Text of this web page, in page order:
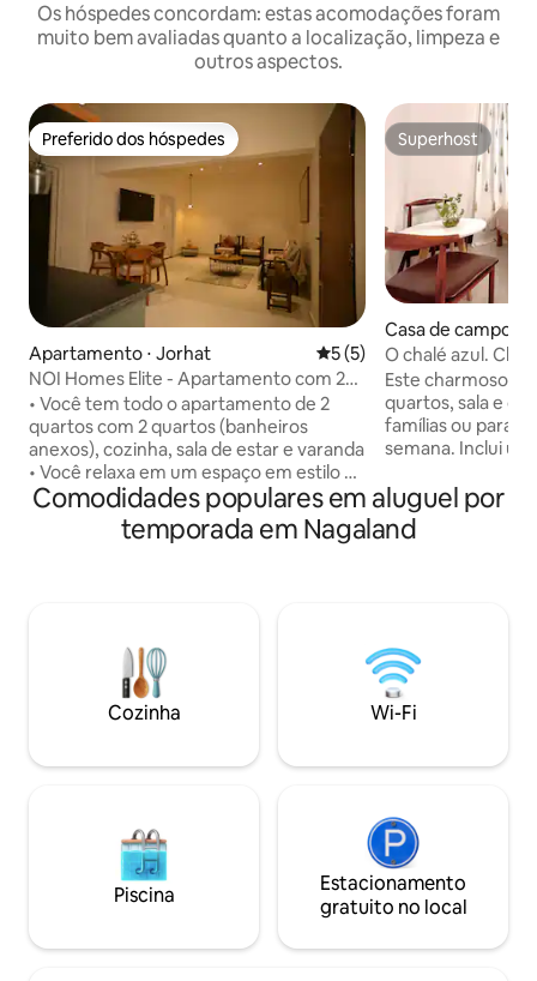
Os hóspedes concordam: estas acomodações foram
muito bem avaliadas quanto a localização, limpeza e
outros aspectos.
Preferido dos hóspedes
Preferido dos hóspedes
Apartamento ⋅ Jorhat 5 de uma avaliação média
5 (5)
NOI Homes Elite - Apartamento com 2
quartos, sala e cozinha + Cozinheiro +
Zelador 24h
• Você tem todo o apartamento de 2
quartos com 2 quartos (banheiros
anexos), cozinha, sala de estar e varanda
• Você relaxa em um espaço em estilo de
teatro com uma TV de 55" • Você fica em
uma localização privilegiada de Jorhat,
perto do Mercado Gar Ali, cafés e
máquina de lavar roupa livremente •
Você fica em uma área segura com um
zelador 24 horas por dia, 7 dias por
por Rs. 150,00 por pessoa
Superhost
Superhost
Casa de campo ⋅
O chalé azul.
quartos e jardim.
Este charmoso
quartos, sala e
famílias ou para
semana. Inclui
banheiros e uma
área de estar ao
hóspedes que
de mesa e
futsal a poucos
piscina - 800
Center - 2,6 km.
Comodidades populares em aluguel por
temporada em Nagaland
Cozinha Wi-Fi
Piscina
Estacionamento
gratuito no local